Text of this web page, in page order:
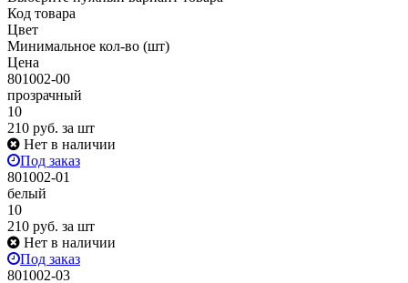
Код товара
Цвет
Минимальное кол-во (шт)
Цена
801002-00
прозрачный
10
210 руб. за шт
Нет в наличии
Под заказ
801002-01
белый
10
210 руб. за шт
Нет в наличии
Под заказ
801002-03